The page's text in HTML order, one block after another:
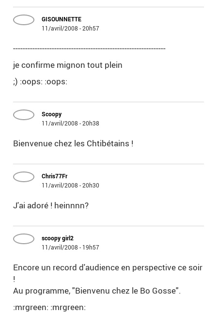
GISOUNNETTE
11/avril/2008 - 20h57
---------------------------------------------------------------
je confirme mignon tout plein
;) :oops: :oops:
Scoopy
11/avril/2008 - 20h38
Bienvenue chez les Chtibétains !
Chris77Fr
11/avril/2008 - 20h30
J'ai adoré ! heinnnn?
scoopy girl2
11/avril/2008 - 19h57
Encore un record d'audience en perspective ce soir
!
Au programme, "Bienvenu chez le Bo Gosse".
:mrgreen: :mrgreen: